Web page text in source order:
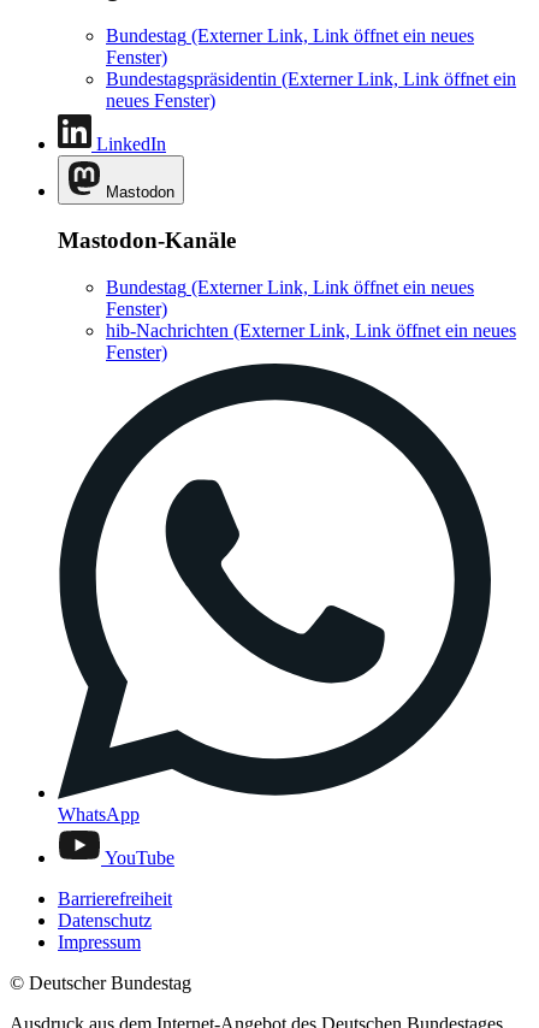
Bundestag (Externer Link, Link öffnet ein neues
Fenster)
Bundestagspräsidentin (Externer Link, Link öffnet ein
neues Fenster)
LinkedIn
Mastodon
Mastodon-Kanäle
Bundestag (Externer Link, Link öffnet ein neues
Fenster)
hib-Nachrichten (Externer Link, Link öffnet ein neues
Fenster)
WhatsApp
YouTube
Barrierefreiheit
Datenschutz
Impressum
© Deutscher Bundestag
Ausdruck aus dem Internet-Angebot des Deutschen Bundestages